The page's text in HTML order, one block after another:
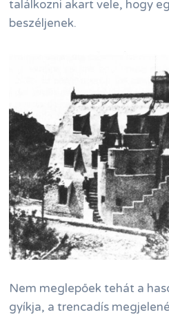
találkozni akart vele, hogy
beszéljenek.
Nem meglepőek tehát a
gyíkja, a trencadís